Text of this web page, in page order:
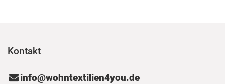
Kontakt
info@wohntextilien4you.de